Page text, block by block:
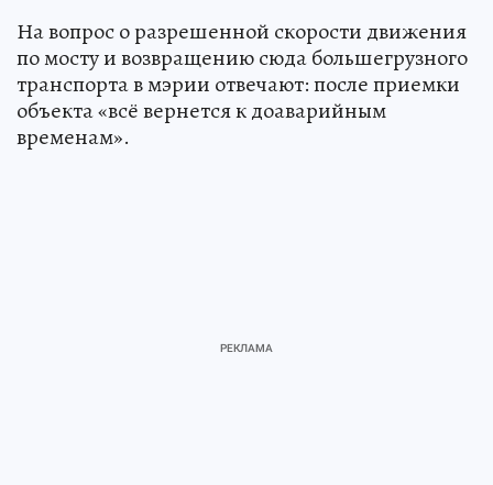
На вопрос о разрешенной скорости движения
по мосту и возвращению сюда большегрузного
транспорта в мэрии отвечают: после приемки
объекта «всё вернется к доаварийным
временам».